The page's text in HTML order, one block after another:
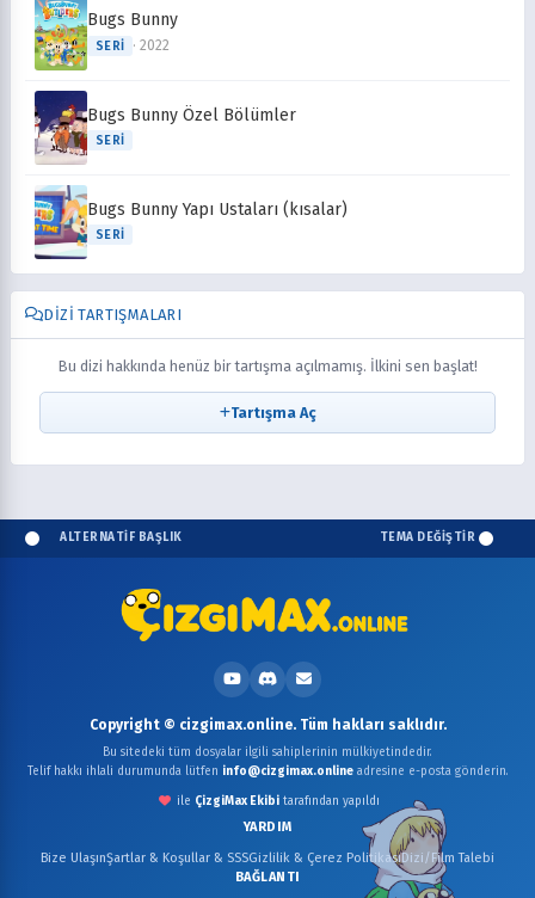
Bugs Bunny
SERI · 2022
Bugs Bunny Özel Bölümler
SERI
Bugs Bunny Yapı Ustaları (kısalar)
SERI
DIZI TARTIŞMALARI
Bu dizi hakkında henüz bir tartışma açılmamış. İlkini sen başlat!
Tartışma Aç
ALTERNATİF BAŞLIK TEMA DEĞİŞTİR
YARDIM
Bize UlaşınŞartlar & Koşullar & SSSGizlilik & Çerez PolitikasıDizi/Film Talebi
BAĞLANTI
Copyright © cizgimax.online. Tüm hakları saklıdır.
Bu sitedeki tüm dosyalar ilgili sahiplerinin mülkiyetindedir.
Telif hakkı ihlali durumunda lütfen info@cizgimax.onlineadresine e-posta gönderin.
ile ÇizgiMax Ekibitarafından yapıldı